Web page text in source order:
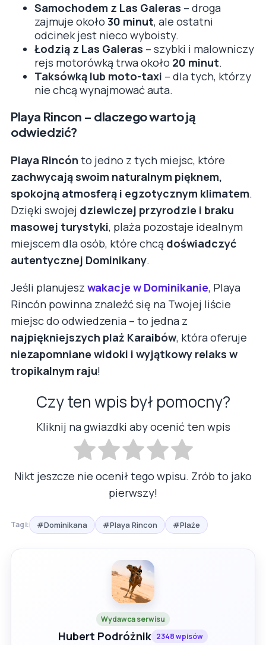
Samochodem z Las Galeras – droga
zajmuje około 30 minut, ale ostatni
odcinek jest nieco wyboisty.
Łodzią z Las Galeras – szybki i malowniczy
rejs motorówką trwa około 20 minut.
Taksówką lub moto-taxi – dla tych, którzy
nie chcą wynajmować auta.
Playa Rincon – dlaczego warto ją
odwiedzić?
Playa Rincón to jedno z tych miejsc, które
zachwycają swoim naturalnym pięknem,
spokojną atmosferą i egzotycznym klimatem.
Dzięki swojej dziewiczej przyrodzie i braku
masowej turystyki, plaża pozostaje idealnym
miejscem dla osób, które chcą doświadczyć
autentycznej Dominikany.
Jeśli planujesz wakacje w Dominikanie, Playa
Rincón powinna znaleźć się na Twojej liście
miejsc do odwiedzenia – to jedna z
najpiękniejszych plaż Karaibów, która oferuje
niezapomniane widoki i wyjątkowy relaks w
tropikalnym raju!
Czy ten wpis był pomocny?
Kliknij na gwiazdki aby ocenić ten wpis
Nikt jeszcze nie ocenił tego wpisu. Zrób to jako
pierwszy!
Tagi: #Dominikana #Playa Rincon #Plaże
Wydawca serwisu
Hubert Podróżnik 2348 wpisów